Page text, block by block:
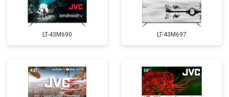
LT-43M690 LT-43M697